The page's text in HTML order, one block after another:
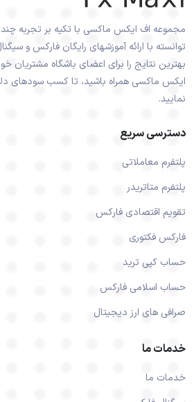
مجموعه اف ایکس ماکسی با تکیه بر تجربه
توانسته با ارائه آموزشهای رایگان فارکس و
بهترین نتایج را برای اعضای باشگاه مشتریان
ایکس ماکسی همراه باشید، تا کسب سودهای
نمایید.
دسترسی سریع
پلتفرم معاملاتی
پلتفرم متاتریدر
تقویم اقتصادی فارکس
فارکس فکتوری
حساب کپی ترید
حساب اسلامی فارکس
صرافی های ارز دیجیتال
خدمات ما
خدمات ما